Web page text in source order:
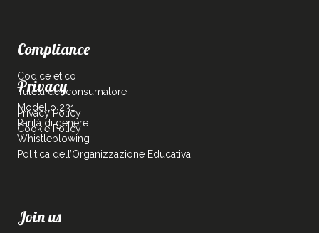
Compliance
Codice etico
Tutela del consumatore
Modello 231
Parità di genere
Whistleblowing
Politica dell’Organizzazione Educativa
Privacy
Privacy Policy
Cookie Policy
Join us